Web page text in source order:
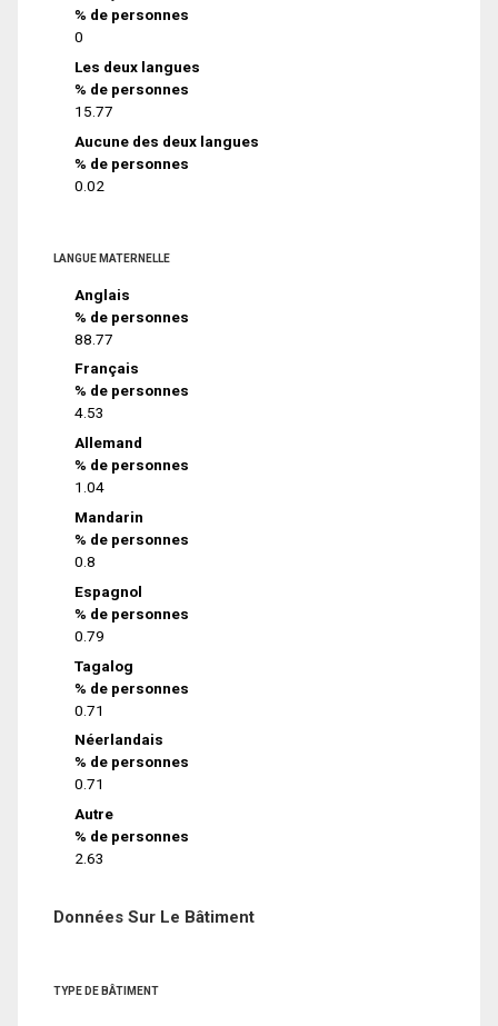
% de personnes
0
Les deux langues
% de personnes
15.77
Aucune des deux langues
% de personnes
0.02
LANGUE MATERNELLE
Anglais
% de personnes
88.77
Français
% de personnes
4.53
Allemand
% de personnes
1.04
Mandarin
% de personnes
0.8
Espagnol
% de personnes
0.79
Tagalog
% de personnes
0.71
Néerlandais
% de personnes
0.71
Autre
% de personnes
2.63
Données Sur Le Bâtiment
TYPE DE BÂTIMENT